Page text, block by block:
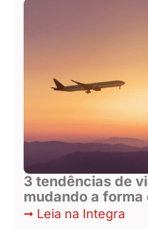
3 tendências de
mudando a
Leia na Integra